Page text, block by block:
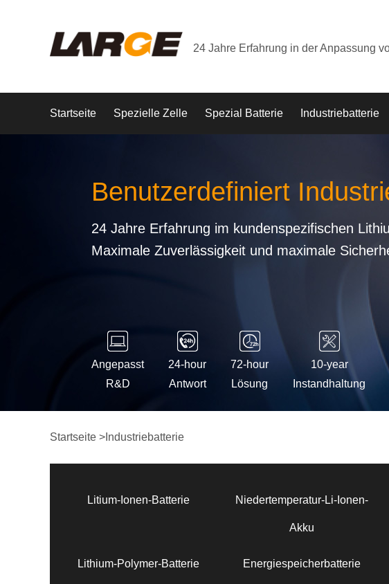
24 Jahre Erfahrung in der Anpassung
Startseite Spezielle Zelle Spezial Batterie Industriebatterie
Benutzerdefiniert
24 Jahre Erfahrung im kundenspezifischen
Maximale Zuverlässigkeit und maximale
Angepasst
R&D
24-hour
Antwort
72-hour
Lösung
10-year
Instandhaltung
Startseite > Industriebatterie
Litium-Ionen-Batterie Niedertemperatur-Li-Ionen-
Akku
Lithium-Polymer-Batterie Energiespeicherbatterie